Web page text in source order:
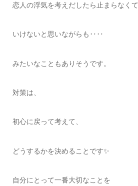
恋人の浮気を考えだしたら止まらなくて
いけないと思いながらも‥‥
みたいなこともありそうです。
対策は、
初心に戻って考えて、
どうするかを決めることです✨
自分にとって一番大切なことを